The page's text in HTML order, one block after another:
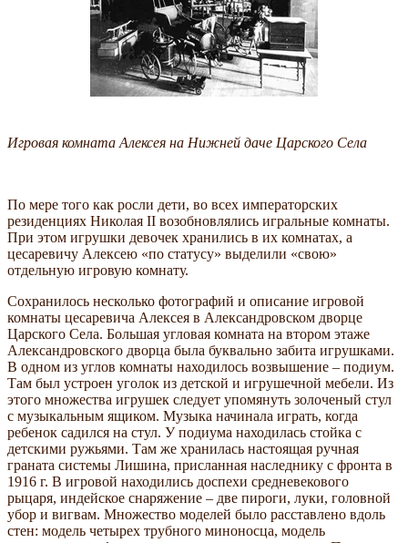
Игровая комната Алексея на Нижней даче Царского Села
По мере того как росли дети, во всех императорских
резиденциях Николая II возобновлялись игральные комнаты.
При этом игрушки девочек хранились в их комнатах, а
цесаревичу Алексею «по статусу» выделили «свою»
отдельную игровую комнату.
Сохранилось несколько фотографий и описание игровой
комнаты цесаревича Алексея в Александровском дворце
Царского Села. Большая угловая комната на втором этаже
Александровского дворца была буквально забита игрушками.
В одном из углов комнаты находилось возвышение – подиум.
Там был устроен уголок из детской и игрушечной мебели. Из
этого множества игрушек следует упомянуть золоченый стул
с музыкальным ящиком. Музыка начинала играть, когда
ребенок садился на стул. У подиума находилась стойка с
детскими ружьями. Там же хранилась настоящая ручная
граната системы Лишина, присланная наследнику с фронта в
1916 г. В игровой находились доспехи средневекового
рыцаря, индейское снаряжение – две пироги, луки, головной
убор и вигвам. Множество моделей было расставлено вдоль
стен: модель четырех трубного миноносца, модель